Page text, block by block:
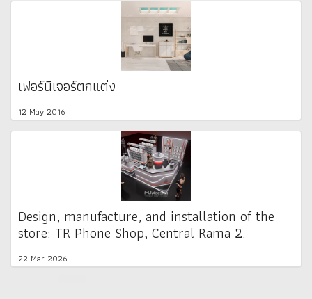
เฟอร์นิเจอร์ตกแต่ง
12 May 2016
Design, manufacture, and installation of the
store: TR Phone Shop, Central Rama 2.
22 Mar 2026